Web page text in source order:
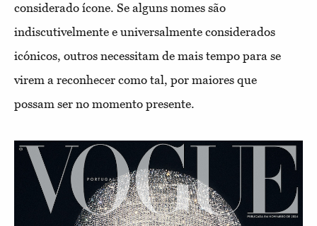
considerado ícone. Se alguns nomes são
indiscutivelmente e universalmente considerados
icónicos, outros necessitam de mais tempo para se
virem a reconhecer como tal, por maiores que
possam ser no momento presente.